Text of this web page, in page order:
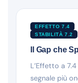
EFFETTO 7.4
STABILITÀ 7.2
Il Gap che
L’Effetto a
segnale più